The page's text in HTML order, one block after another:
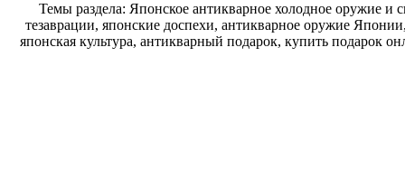
Темы раздела: Японское антикварное холодное оружие и
тезаврации, японские доспехи, антикварное оружие
японская культура, антикварный подарок, купить подарок